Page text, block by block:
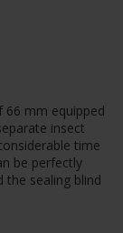
66 mm equipped
insect
time
be perfectly
the sealing blind